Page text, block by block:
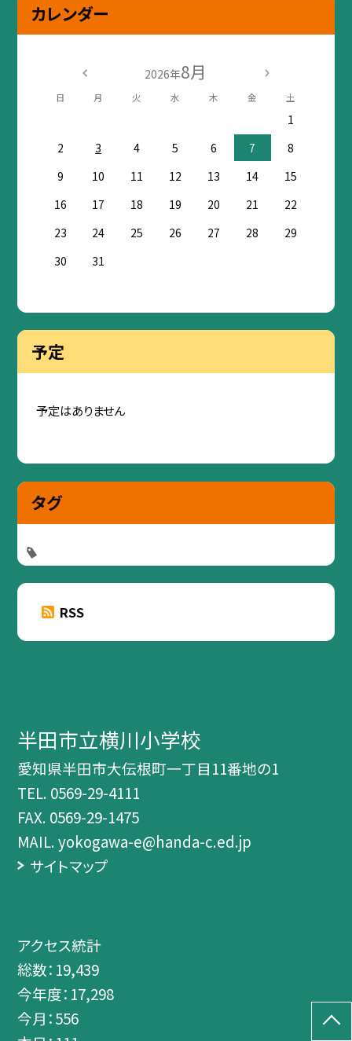
カレンダー
2026年8月
日 月 火 水 木 金 土
1
2
3 4 5 6 7
8
9
10 11 12 13 14
15
16
17 18 19 20 21
22
23
24 25 26 27 28
29
30
31
予定
予定はありません
タグ
RSS
半田市立横川小学校
愛知県半田市大伝根町一丁目11番地の1
TEL. 0569-29-4111
FAX. 0569-29-1475
MAIL. yokogawa-e@handa-c.ed.jp
サイトマップ
アクセス統計
総数： 19,439
今年度： 17,298
今月：556